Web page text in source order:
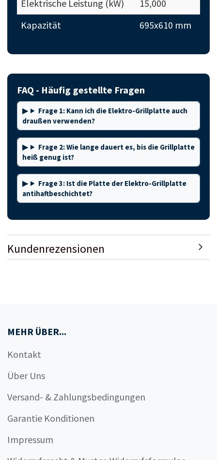
Elektrische Leistung (kW)
15,000
Kapazität
695x610 mm
FAQ - Häufig gestellte Fragen
Frage 1: Kann ich die Elektro-Grillplatte auch
draußen verwenden?
Frage 2: Wie lange dauert es, bis die Grillplatte
heiß genug ist?
Frage 3: Ist die Platte der Elektro-Grillplatte
antihaftbeschichtet?
Kundenrezensionen
MEHR ÜBER...
Kontakt
Über Uns
Versand- & Zahlungsbedingungen
Garantie Konditionen
Impressum